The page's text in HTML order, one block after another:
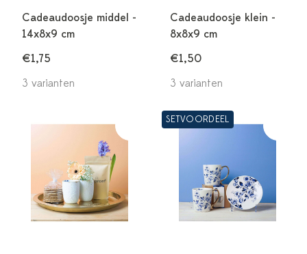
Cadeaudoosje middel -
14x8x9 cm
€1,75
3 varianten
Cadeaudoosje klein -
8x8x9 cm
€1,50
3 varianten
SETVOORDEEL